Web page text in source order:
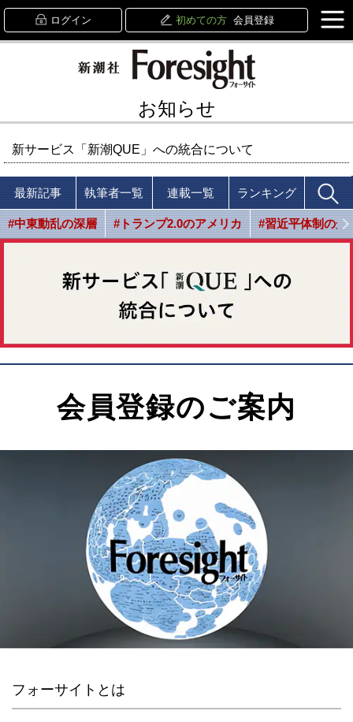
ログイン 初めての方 会員登録
お知らせ
新サービス「新潮QUE」への統合について
最新記事 執筆者一覧 連載一覧 ランキング
#中東動乱の深層 #トランプ2.0のアメリカ #習近平体制の光
会員登録のご案内
フォーサイトとは